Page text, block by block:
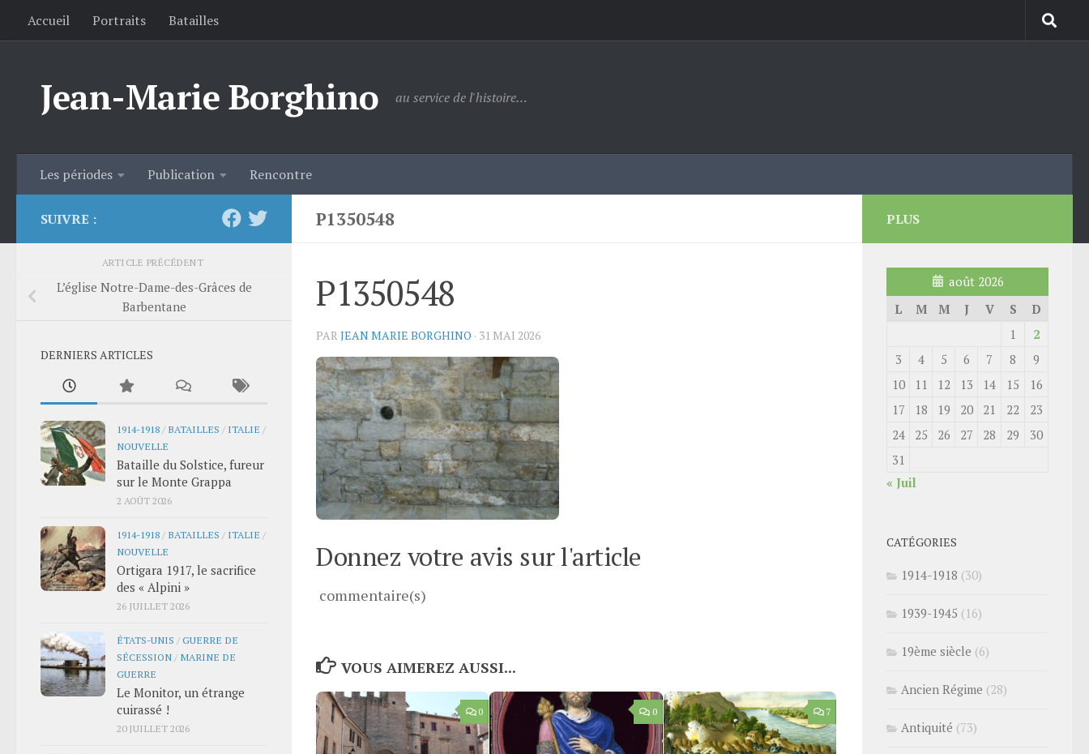
Skip to content
Accueil Portraits Batailles
Jean-Marie Borghino au service de l'histoire…
Les périodes Publication Rencontre
P1350548
P1350548
PAR JEAN MARIE BORGHINO · 31 MAI 2026
Donnez votre avis sur l'article
commentaire(s)
VOUS AIMEREZ AUSSI...
0 0 7
SUIVRE :
ARTICLE PRÉCÉDENT
L’église Notre-Dame-des-Grâces de
Barbentane
DERNIERS ARTICLES
1914-1918 / BATAILLES / ITALIE /
NOUVELLE
Bataille du Solstice, fureur
sur le Monte Grappa
2 AOÛT 2026
1914-1918 / BATAILLES / ITALIE /
NOUVELLE
Ortigara 1917, le sacrifice
des « Alpini »
26 JUILLET 2026
ÉTATS-UNIS /GUERRE DE
SÉCESSION / MARINE DE
GUERRE
Le Monitor, un étrange
cuirassé !
20 JUILLET 2026
PLUS
août 2026
L
M M J V S
D
1
2
3
4 5 6 7 8
9
10
11 12 13 14 15
16
17
18 19 20 21 22
23
24
25 26 27 28 29
30
31
« Juil
CATÉGORIES
1914-1918 (30)
1939-1945 (16)
19ème siècle (6)
Ancien Régime (28)
Antiquité (73)